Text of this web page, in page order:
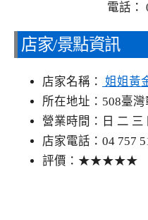
電話：
店家/景點資訊
店家名稱： 姐姐黃
所在地址：508臺
營業時間：日 二 三
店家電話：04 757
評價：★★★★★